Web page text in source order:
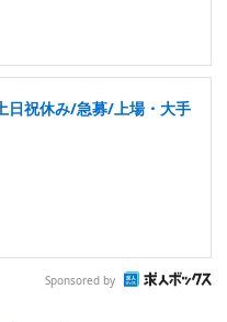
日祝休み/急募/上場・大手
Sponsored by